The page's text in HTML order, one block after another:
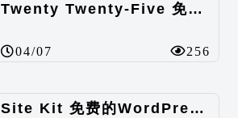
Twenty Twenty-Five 免费的WordPress内容主题
04/07 256
Site Kit 免费的WordPress数据统计插件